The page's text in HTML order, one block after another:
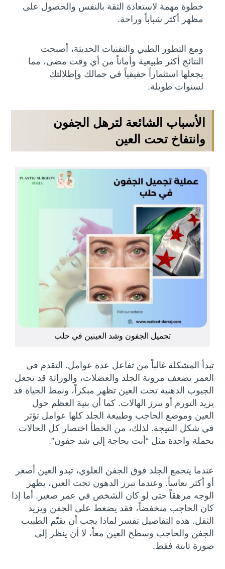
خطوة مهمة لاستعادة الثقة بالنفس والحصول على
مظهر أكثر شباباً وراحة.
ومع التطور الطبي والتقنيات الحديثة، أصبحت
النتائج أكثر طبيعية وأماناً من أي وقت مضى، مما
يجعلها استثماراً حقيقياً في جمالك وإطلالتك
لسنوات طويلة.
الأسباب الشائعة لترهل الجفون
وانتفاخ تحت العين
تجميل الجفون وشد العينين في حلب
تبدأ المشكلة غالباً من تفاعل عدة عوامل. التقدم في
العمر يضعف مرونة الجلد والعضلات، والوراثة قد تجعل
الجيوب الدهنية تحت العين تظهر مبكراً، ونمط الحياة قد
يزيد التورم أو يبرز الهالات. كما أن بنية العظم حول
العين وموضع الحاجب وطبيعة الجلد كلها عوامل تؤثر
في شكل النتيجة. لذلك، من الخطأ اختصار كل الحالات
بجملة واحدة مثل “أنت بحاجة إلى شد جفون”.
عندما يتجمع الجلد فوق الجفن العلوي، تبدو العين أصغر
أو أكثر نعاساً. وعندما تبرز الدهون تحت العين، يظهر
الوجه مرهقاً حتى لو كان الشخص في عمر صغير. أما إذا
كان الحاجب منخفضاً، فقد يضغط على الجفن ويزيد
الثقل. هذه التفاصيل تفسر لماذا يجب أن يقيّم الطبيب
الجفن والحاجب وسطح العين معاً، لا أن ينظر إلى
صورة ثابتة فقط.